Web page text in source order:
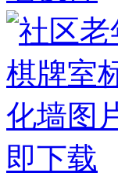
即下载